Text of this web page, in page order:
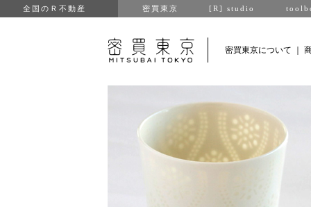
全国のＲ不動産 密買東京 [R] studio
密買東京について